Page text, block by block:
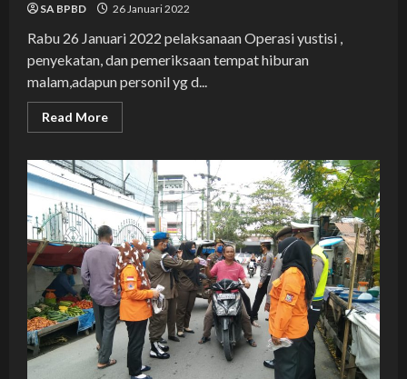
SA BPBD 26 Januari 2022
Rabu 26 Januari 2022 pelaksanaan Operasi yustisi ,
penyekatan, dan pemeriksaan tempat hiburan
malam,adapun personil yg d...
Read MoreRead
more
YUSTISI
PENEGAKAN
DISIPLIN
PROTOKOL
KESEHATAN
BERSAMA
POLRES
TANJUNGBALAI
DALAM
RANGKA
PENCEGAHAN
PENYEBARAN
COVID
19
DI
KOTA
TANJUNGBALAI